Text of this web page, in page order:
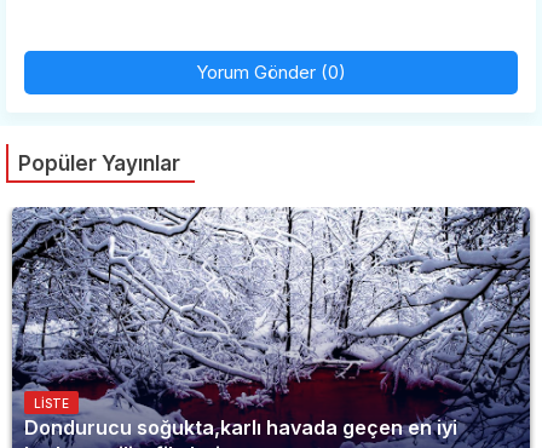
Yorum Gönder (0)
Popüler Yayınlar
LISTE
Dondurucu soğukta,karlı havada geçen en iyi